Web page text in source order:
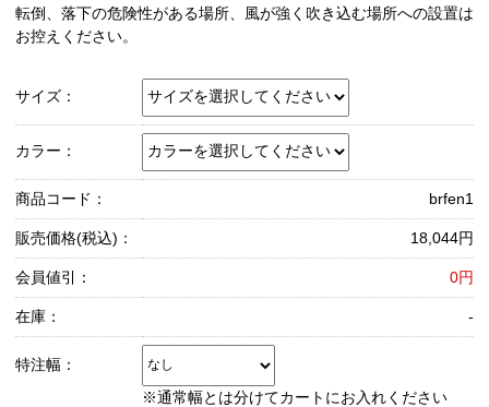
転倒、落下の危険性がある場所、風が強く吹き込む場所への設置は
お控えください。
サイズ：
カラー：
商品コード： brfen1
販売価格(税込)： 18,044円
会員値引： 0円
在庫： -
特注幅：
※通常幅とは分けてカートにお入れください